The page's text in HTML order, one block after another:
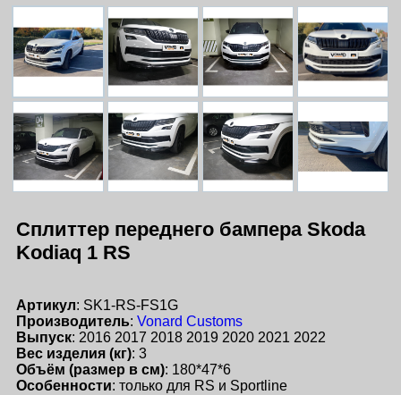
Сплиттер переднего бампера Skoda
Kodiaq 1 RS
Артикул: SK1-RS-FS1G
Производитель: Vonard Customs
Выпуск: 2016 2017 2018 2019 2020 2021 2022
Вес изделия (кг): 3
Объём (размер в см): 180*47*6
Особенности: только для RS и Sportline